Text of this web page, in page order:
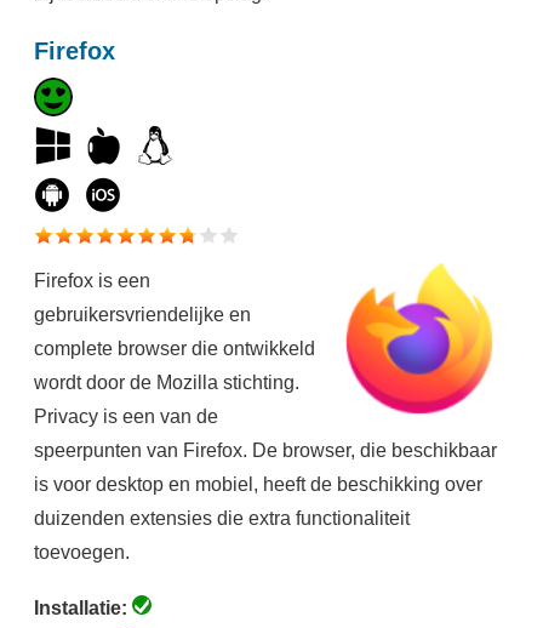
Firefox
Firefox is een
gebruikersvriendelijke en
complete browser die ontwikkeld
wordt door de Mozilla stichting.
Privacy is een van de
speerpunten van Firefox. De browser, die beschikbaar
is voor desktop en mobiel, heeft de beschikking over
duizenden extensies die extra functionaliteit
toevoegen.
Installatie: